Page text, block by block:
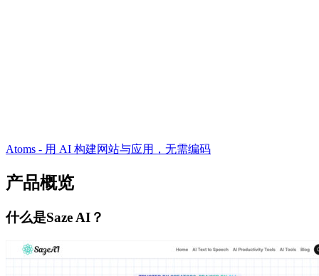
Atoms - 用 AI 构建网站与应用，无需编码
产品概览
什么是Saze AI？